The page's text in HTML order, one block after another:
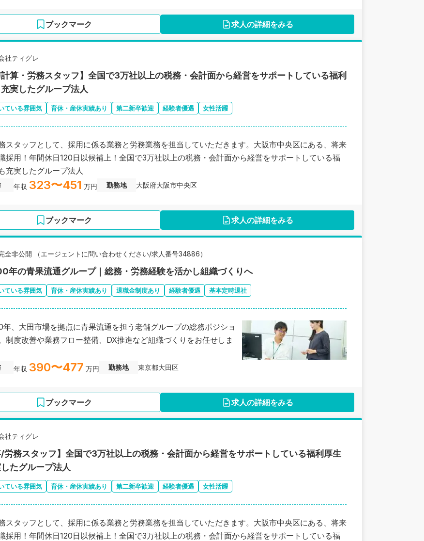
ブックマーク 求人の詳細をみる
社ティグレ
計算・労務スタッフ】全国で3万社以上の税務・会計面から経営をサポートしている福利
実したグループ法人
ている雰囲気 育休・産休実績あり 第二新卒歓迎 経験者優遇 女性活躍
スタッフとして、採用に係る業務と労務業務を担当していただきます。大阪市中央区にある、将来
採用！年間休日120日以候補上！全国で3万社以上の税務・会計面から経営をサポートしている福
充実したグループ法人
年収 323〜451 万円 勤務地 大阪府大阪市中央区
ブックマーク 求人の詳細をみる
全非公開 （エージェントに問い合わせください/求人番号34886）
年の青果流通グループ｜総務・労務経験を活かし組織づくりへ
ている雰囲気 育休・産休実績あり 退職金制度あり 経験者優遇 基本定時退社
年、大田市場を拠点に青果流通を担う老舗グループの総務ポジショ
制度改善や業務フロー整備、DX推進など組織づくりをお任せしま
年収 390〜477 万円 勤務地 東京都大田区
ブックマーク 求人の詳細をみる
社ティグレ
/労務スタッフ】全国で3万社以上の税務・会計面から経営をサポートしている福利厚生
たグループ法人
ている雰囲気 育休・産休実績あり 第二新卒歓迎 経験者優遇 女性活躍
スタッフとして、採用に係る業務と労務業務を担当していただきます。大阪市中央区にある、将来
採用！年間休日120日以候補上！全国で3万社以上の税務・会計面から経営をサポートしている福